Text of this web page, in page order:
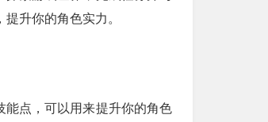
升你的角色实力。
能点，可以用来提升你的角色